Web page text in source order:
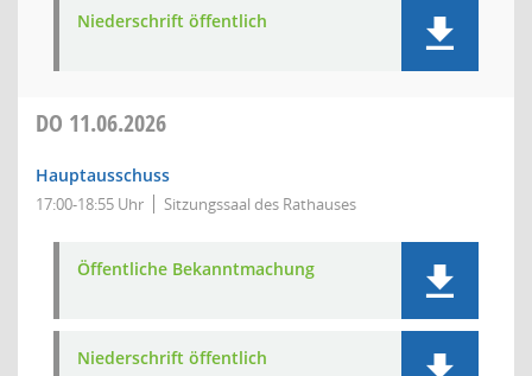
Niederschrift öffentlich
DO 11.06.2026
Hauptausschuss
17:00-18:55 Uhr Sitzungssaal des Rathauses
Öffentliche Bekanntmachung
Niederschrift öffentlich